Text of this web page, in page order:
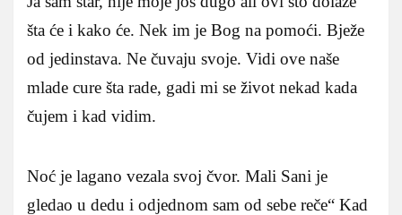
šta će i kako će. Nek im je Bog na pomoći. Bježe
od jedinstava. Ne čuvaju svoje. Vidi ove naše
mlade cure šta rade, gadi mi se život nekad kada
čujem i kad vidim.
Noć je lagano vezala svoj čvor. Mali Sani je
gledao u dedu i odjednom sam od sebe reče“ Kad